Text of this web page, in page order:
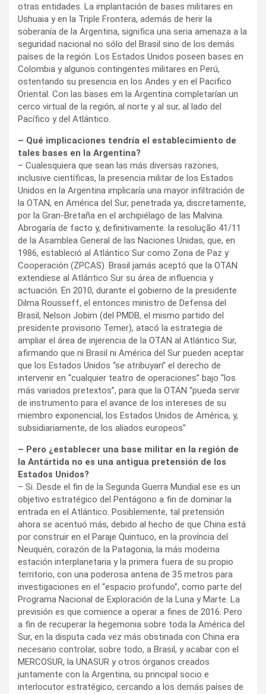
otras entidades. La implantación de bases militares en
Ushuaia y en la Triple Frontera, además de herir la
soberanía de la Argentina, significa una seria amenaza a la
seguridad nacional no sólo del Brasil sino de los demás
países de la región. Los Estados Unidos poseen bases en
Colombia y algunos contingentes militares en Perú,
ostentando su presencia en los Andes y en el Pacifico
Oriental. Con las bases em la Argentina completarían un
cerco virtual de la región, al norte y al sur, al lado del
Pacífico y del Atlántico.
– Qué implicaciones tendría el establecimiento de
tales bases en la Argentina?
– Cualesquiera que sean las más diversas razones,
inclusive científicas, la presencia militar de los Estados
Unidos en la Argentina implicaría una mayor infiltración de
la OTAN, en América del Sur, penetrada ya, discretamente,
por la Gran-Bretaña en el archipiélago de las Malvina.
Abrogaría de facto y, definitivamente. la resolução 41/11
de la Asamblea General de las Naciones Unidas, que, en
1986, estableció al Atlántico Sur como Zona de Paz y
Cooperación (ZPCAS). Brasil jamás aceptó que la OTAN
extendiese al Atlántico Sur su área de influencia y
actuación. En 2010, durante el gobierno de la presidente
Dilma Rousseff, el entonces ministro de Defensa del
Brasil, Nelson Jobim (del PMDB, el mismo partido del
presidente provisorio Temer), atacó la estrategia de
ampliar el área de injerencia de la OTAN al Atlántico Sur,
afirmando que ni Brasil ni América del Sur pueden aceptar
que los Estados Unidos “se atribuyan” el derecho de
intervenir en “cualquier teatro de operaciones” bajo “los
más variados pretextos”, para que la OTAN “pueda servir
de instrumento para el avance de los intereses de su
miembro exponencial, los Estados Unidos de América, y,
subsidiariamente, de los aliados europeos”
– Pero ¿establecer una base militar en la región de
la Antártida no es una antigua pretensión de los
Estados Unidos?
– Si. Desde el fin de la Segunda Guerra Mundial ese es un
objetivo estratégico del Pentágono a fin de dominar la
entrada en el Atlántico. Posiblemente, tal pretensión
ahora se acentuó más, debido al hecho de que China está
por construir en el Paraje Quintuco, en la província del
Neuquén, corazón de la Patagonia, la más moderna
estación interplanetaria y la primera fuera de su propio
territorio, con una poderosa antena de 35 metros para
investigaciones en el “espacio profundo”, como parte del
Programa Nacional de Exploración de la Luna y Marte. La
previsión es que comience a operar a fines de 2016. Pero
a fin de recuperar la hegemonia sobre toda la América del
Sur, en la disputa cada vez más obstinada con China era
necesario controlar, sobre todo, a Brasil, y acabar con el
MERCOSUR, la UNASUR y otros órganos creados
juntamente con la Argentina, su principal socio e
interlocutor estratégico, cercando a los demás países de